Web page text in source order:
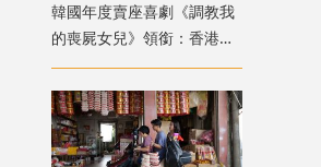
韓國年度賣座喜劇《調教我
的喪屍女兒》領銜：香港韓
國電影週8月放映